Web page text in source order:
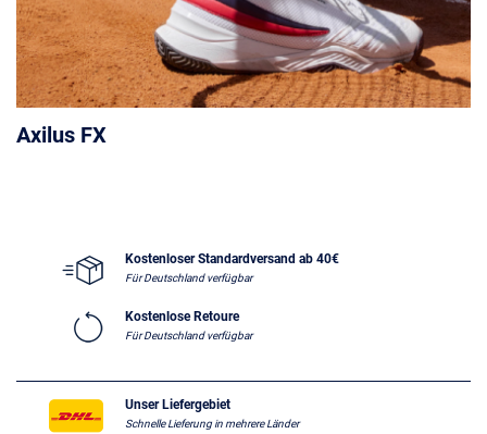
Axilus FX
Kostenloser Standardversand ab 40€
Für Deutschland verfügbar
Kostenlose Retoure
Für Deutschland verfügbar
Unser Liefergebiet
Schnelle Lieferung in mehrere Länder